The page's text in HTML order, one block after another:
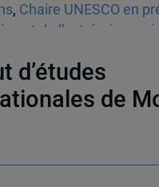
, Chaire UNESCO en
et de l’extrémisme
d’études
de